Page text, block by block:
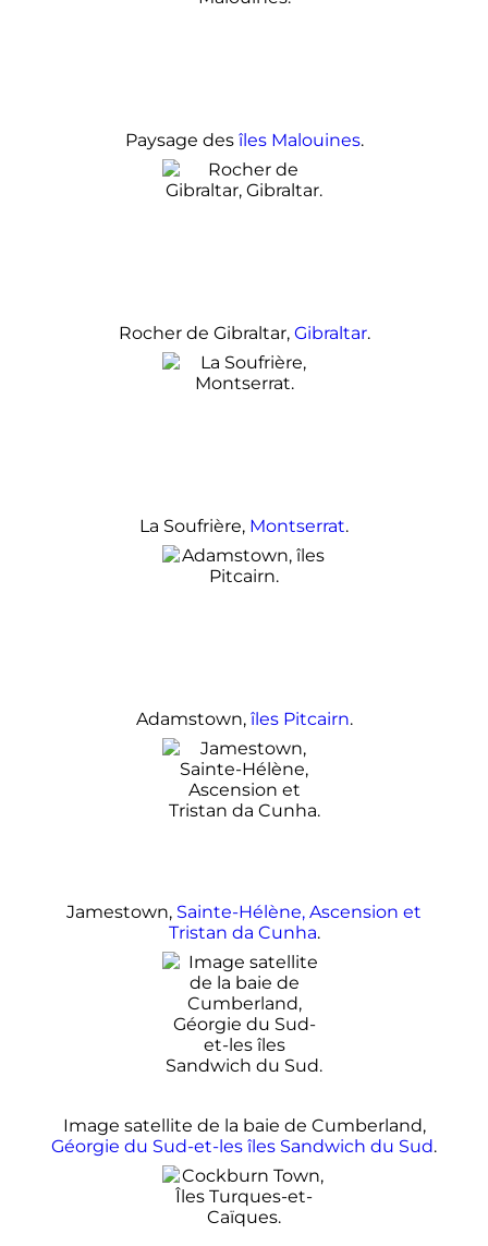
Paysage des îles Malouines.
Rocher de Gibraltar, Gibraltar.
La Soufrière, Montserrat.
Adamstown, îles Pitcairn.
Jamestown, Sainte-Hélène, Ascension et
Tristan da Cunha.
Image satellite de la baie de Cumberland,
Géorgie du Sud-et-les îles Sandwich du Sud.